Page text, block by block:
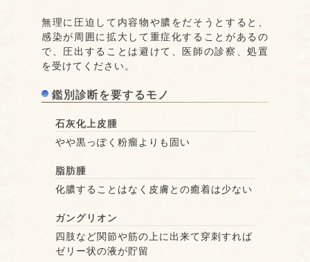
無理に圧迫して内容物や膿をだそうとすると、
感染が周囲に拡大して重症化することがあるの
で、圧出することは避けて、医師の診察、処置
を受けてください。
鑑別診断を要するモノ
石灰化上皮腫
やや黒っぽく粉瘤よりも固い
脂肪腫
化膿することはなく皮膚との癒着は少ない
ガングリオン
四肢など関節や筋の上に出来て穿刺すれば
ゼリー状の液が貯留